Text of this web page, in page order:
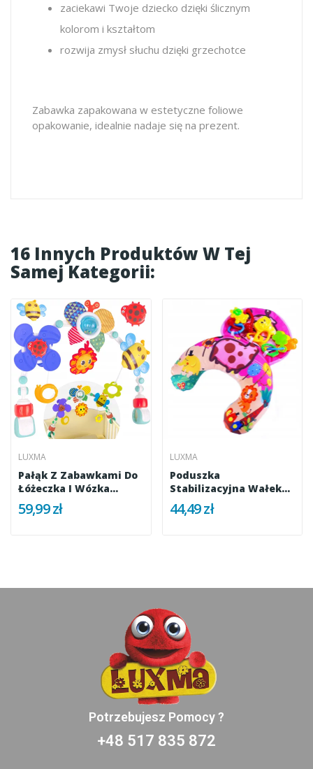
zaciekawi Twoje dziecko dzięki ślicznym
kolorom i kształtom
rozwija zmysł słuchu dzięki grzechotce
Zabawka zapakowana w estetyczne foliowe
opakowanie, idealnie nadaje się na prezent.
16 Innych Produktów W Tej
Samej Kategorii:
LUXMA
Pałąk Z Zabawkami Do
Łóżeczka I Wózka...
59,99 zł
LUXMA
Poduszka
Stabilizacyjna Wałek
Grzechotki 023-23R
44,49 zł
Potrzebujesz Pomocy ?
+48 517 835 872